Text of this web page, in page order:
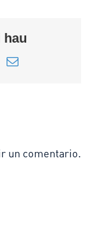
hau
Correo
un comentario.